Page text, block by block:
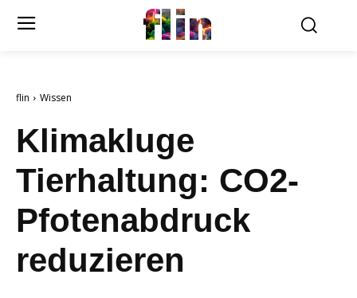
flin
flin Wissen
Klimakluge
Tierhaltung: CO2-
Pfotenabdruck
reduzieren